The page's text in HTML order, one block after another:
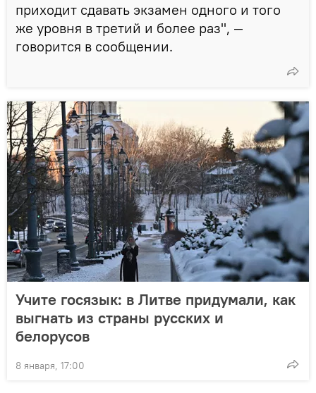
приходит сдавать экзамен одного и того
же уровня в третий и более раз", —
говорится в сообщении.
Учите госязык: в Литве придумали, как
выгнать из страны русских и
белорусов
8 января, 17:00